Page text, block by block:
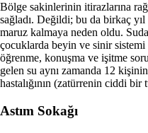
Bölge sakinlerinin itirazlarına
sağladı. Değildi; bu da birkaç
maruz kalmaya neden oldu.
çocuklarda beyin ve sinir sistemi
öğrenme, konuşma ve işitme
gelen su aynı zamanda 12
hastalığının (zatürrenin ciddi bir
Astım Sokağı